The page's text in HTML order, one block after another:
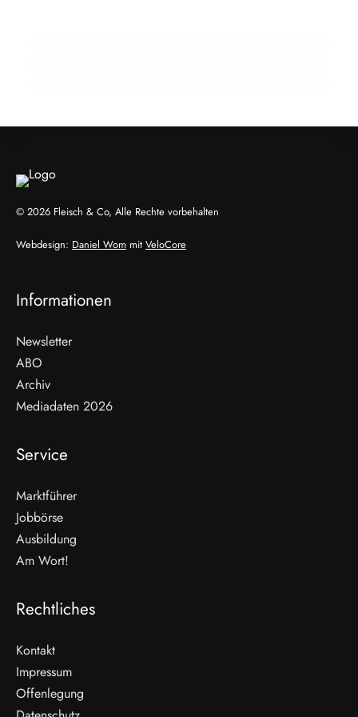
WEITERLESEN
© 2026 Fleisch & Co, Alle Rechte vorbehalten
Webdesign: Daniel Wom mit VeloCore
Informationen
Newsletter
ABO
Archiv
Mediadaten 2026
Service
Marktführer
Jobbörse
Ausbildung
Am Wort!
Rechtliches
Kontakt
Impressum
Offenlegung